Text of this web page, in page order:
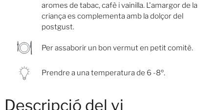
aromes de tabac, cafè i vainilla. L'amargor de la
criança es complementa amb la dolçor del
postgust.
Per assaborir un bon vermut en petit comitè.
Prendre a una temperatura de 6 -8º.
Descripció del vi